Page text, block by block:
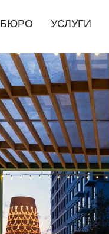
БЮРО УСЛУГИ